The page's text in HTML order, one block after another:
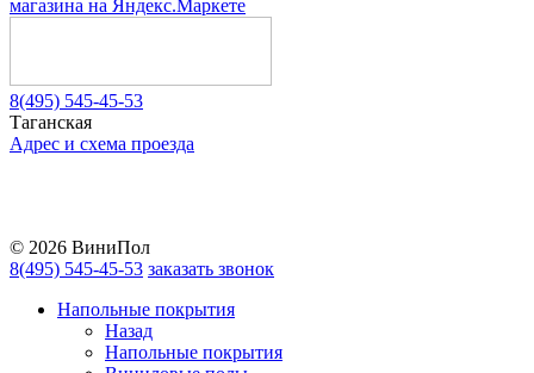
8(495) 545-45-53
Таганская
Адрес и схема проезда
© 2026 ВиниПол
8(495) 545-45-53 заказать звонок
Напольные покрытия
Назад
Напольные покрытия